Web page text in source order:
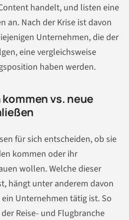
handelt, und listen eine
an. Nach der Krise ist davon
Unternehmen, die der
eine vergleichsweise
haben werden.
vs. neue
für sich entscheiden, ob sie
kommen oder ihr
wollen. Welche dieser
hängt unter anderem davon
Unternehmen tätig ist. So
Reise- und Flugbranche